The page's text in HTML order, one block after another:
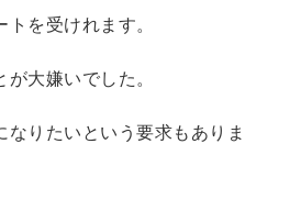
を受けれます。
大嫌いでした。
なりたいという要求もありま